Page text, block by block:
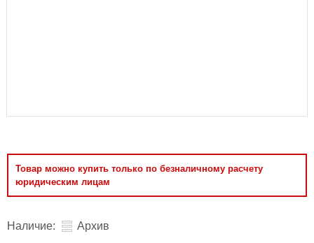
Товар можно купить только по безналичному расчету
юридическим лицам
Наличие: Архив